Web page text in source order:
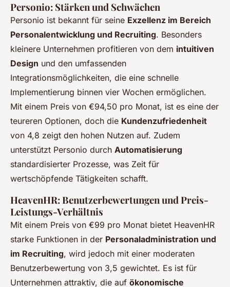
Personio: Stärken und Schwächen
Personio ist bekannt für seine Exzellenz im Bereich
Personalentwicklung und Recruiting. Besonders
kleinere Unternehmen profitieren von dem intuitiven
Design und den umfassenden
Integrationsmöglichkeiten, die eine schnelle
Implementierung binnen vier Wochen ermöglichen.
Mit einem Preis von €94,50 pro Monat, ist es eine der
teureren Optionen, doch die Kundenzufriedenheit
von 4,8 zeigt den hohen Nutzen auf. Zudem
unterstützt Personio durch Automatisierung
standardisierter Prozesse, was Zeit für
wertschöpfende Tätigkeiten schafft.
HeavenHR: Benutzerbewertungen und Preis-
Leistungs-Verhältnis
Mit einem Preis von €99 pro Monat bietet HeavenHR
starke Funktionen in der Personaladministration und
im Recruiting, wird jedoch mit einer moderaten
Benutzerbewertung von 3,5 gewichtet. Es ist für
Unternehmen attraktiv, die auf ökonomische